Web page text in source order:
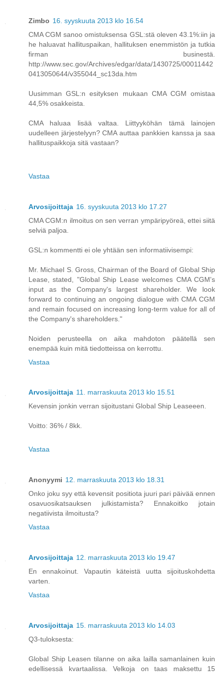
Zimbo 16. syyskuuta 2013 klo 16.54
CMA CGM sanoo omistuksensa GSL:stä oleven 43.1%:iin ja
he haluavat hallituspaikan, hallituksen enemmistön ja tutkia
firman businestä.
http://www.sec.gov/Archives/edgar/data/1430725/00011442
0413050644/v355044_sc13da.htm
Uusimman GSL:n esityksen mukaan CMA CGM omistaa
44,5% osakkeista.
CMA haluaa lisää valtaa. Liittyyköhän tämä lainojen
uudelleen järjestelyyn? CMA auttaa pankkien kanssa ja saa
hallituspaikkoja sitä vastaan?
Vastaa
Arvosijoittaja 16. syyskuuta 2013 klo 17.27
CMA CGM:n ilmoitus on sen verran ympäripyöreä, ettei siitä
selviä paljoa.
GSL:n kommentti ei ole yhtään sen informatiivisempi:
Mr. Michael S. Gross, Chairman of the Board of Global Ship
Lease, stated, "Global Ship Lease welcomes CMA CGM's
input as the Company's largest shareholder. We look
forward to continuing an ongoing dialogue with CMA CGM
and remain focused on increasing long-term value for all of
the Company's shareholders."
Noiden perusteella on aika mahdoton päätellä sen
enempää kuin mitä tiedotteissa on kerrottu.
Vastaa
Arvosijoittaja 11. marraskuuta 2013 klo 15.51
Kevensin jonkin verran sijoitustani Global Ship Leaseeen.
Voitto: 36% / 8kk.
Vastaa
Anonyymi 12. marraskuuta 2013 klo 18.31
Onko joku syy että kevensit positiota juuri pari päivää ennen
osavuosikatsauksen julkistamista? Ennakoitko jotain
negatiivista ilmoitusta?
Vastaa
Arvosijoittaja 12. marraskuuta 2013 klo 19.47
En ennakoinut. Vapautin käteistä uutta sijoituskohdetta
varten.
Vastaa
Arvosijoittaja 15. marraskuuta 2013 klo 14.03
Q3-tuloksesta:
Global Ship Leasen tilanne on aika lailla samanlainen kuin
edellisessä kvartaalissa. Velkoja on taas maksettu 15